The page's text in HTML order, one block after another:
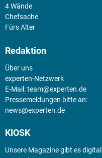
4 Wände
Chefsache
Fürs Alter
Redaktion
Über uns
experten-Netzwerk
E-Mail:team@experten.de
Pressemeldungen bitte an:
news@experten.de
KIOSK
Unsere Magazine gibt es digital